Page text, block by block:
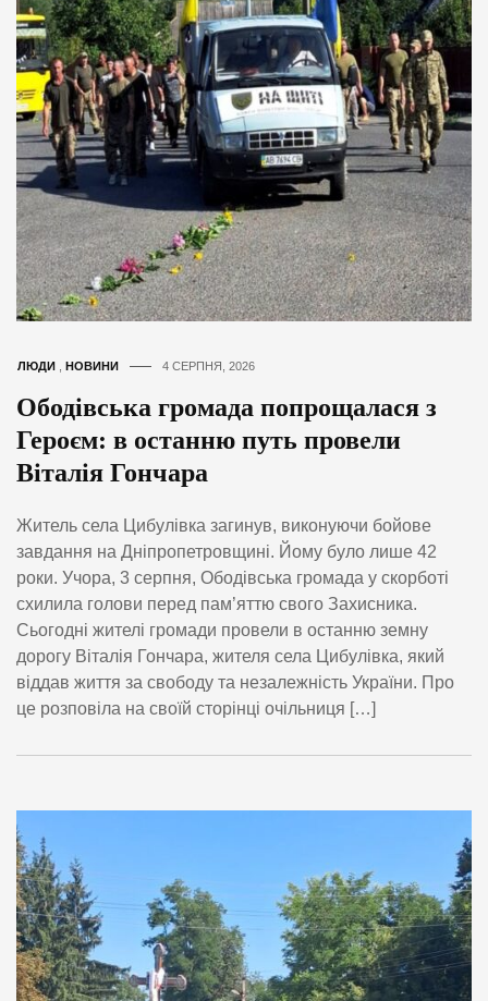
ЛЮДИ , НОВИНИ 4 СЕРПНЯ, 2026
Ободівська громада попрощалася з
Героєм: в останню путь провели
Віталія Гончара
Житель села Цибулівка загинув, виконуючи бойове
завдання на Дніпропетровщині. Йому було лише 42
роки. Учора, 3 серпня, Ободівська громада у скорботі
схилила голови перед пам’яттю свого Захисника.
Сьогодні жителі громади провели в останню земну
дорогу Віталія Гончара, жителя села Цибулівка, який
віддав життя за свободу та незалежність України. Про
це розповіла на своїй сторінці очільниця […]